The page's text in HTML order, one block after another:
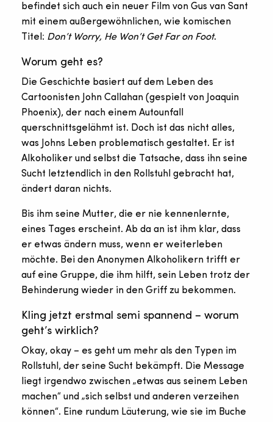
befindet sich auch ein neuer Film von Gus van Sant
mit einem außergewöhnlichen, wie komischen
Titel: Don’t Worry, He Won’t Get Far on Foot.
Worum geht es?
Die Geschichte basiert auf dem Leben des
Cartoonisten John Callahan (gespielt von Joaquin
Phoenix), der nach einem Autounfall
querschnittsgelähmt ist. Doch ist das nicht alles,
was Johns Leben problematisch gestaltet. Er ist
Alkoholiker und selbst die Tatsache, dass ihn seine
Sucht letztendlich in den Rollstuhl gebracht hat,
ändert daran nichts.
Bis ihm seine Mutter, die er nie kennenlernte,
eines Tages erscheint. Ab da an ist ihm klar, dass
er etwas ändern muss, wenn er weiterleben
möchte. Bei den Anonymen Alkoholikern trifft er
auf eine Gruppe, die ihm hilft, sein Leben trotz der
Behinderung wieder in den Griff zu bekommen.
Kling jetzt erstmal semi spannend – worum
geht’s wirklich?
Okay, okay – es geht um mehr als den Typen im
Rollstuhl, der seine Sucht bekämpft. Die Message
liegt irgendwo zwischen „etwas aus seinem Leben
machen“ und „sich selbst und anderen verzeihen
können“. Eine rundum Läuterung, wie sie im Buche